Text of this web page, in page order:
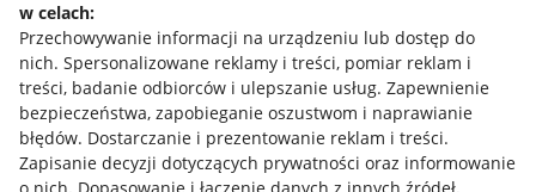
w celach:
Przechowywanie informacji na urządzeniu lub dostęp do
nich. Spersonalizowane reklamy i treści, pomiar reklam i
treści, badanie odbiorców i ulepszanie usług. Zapewnienie
bezpieczeństwa, zapobieganie oszustwom i naprawianie
błędów. Dostarczanie i prezentowanie reklam i treści.
Zapisanie decyzji dotyczących prywatności oraz informowanie
Allegro Gadane dla sprzedających
Allegro Gadane dla kupujących
Mapa miejscowości
Informacje prawne